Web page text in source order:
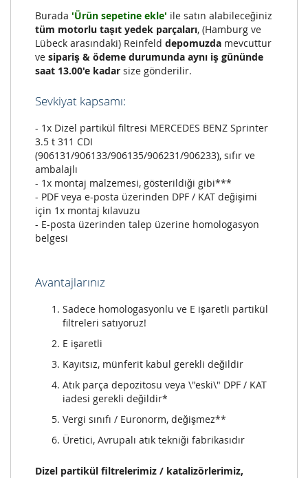
Burada 'Ürün sepetine ekle' ile satın alabileceğiniz
tüm motorlu taşıt yedek parçaları, (Hamburg ve
Lübeck arasındaki) Reinfeld depomuzda mevcuttur
ve sipariş & ödeme durumunda aynı iş gününde
saat 13.00'e kadar size gönderilir.
Sevkiyat kapsamı:
- 1x Dizel partikül filtresi MERCEDES BENZ Sprinter
3.5 t 311 CDI
(906131/906133/906135/906231/906233), sıfır ve
ambalajlı
- 1x montaj malzemesi, gösterildiği gibi***
- PDF veya e-posta üzerinden DPF / KAT değişimi
için 1x montaj kılavuzu
- E-posta üzerinden talep üzerine homologasyon
belgesi
Avantajlarınız
Sadece homologasyonlu ve E işaretli partikül
filtreleri satıyoruz!
E işaretli
Kayıtsız, münferit kabul gerekli değildir
Atık parça depozitosu veya \"eski\" DPF / KAT
iadesi gerekli değildir*
Vergi sınıfı / Euronorm, değişmez**
Üretici, Avrupalı atık tekniği fabrikasıdır
Dizel partikül filtrelerimiz / katalizörlerimiz,